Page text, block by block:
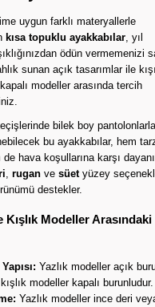
uygun farklı materyallerle
kısa topuklu ayakkabılar, yıl
ödün vermemenizi
sunan açık tasarımlar ile
modeller arasında tercih
bilek boy pantolonlarla
bu ayakkabılar, hem
hava koşullarına karşı
ruganve süetyüzey
destekler.
Kışlık Modeller Arasındaki
Yazlık modeller açık
modeller kapalı burunludur.
Yazlık modeller ince deri